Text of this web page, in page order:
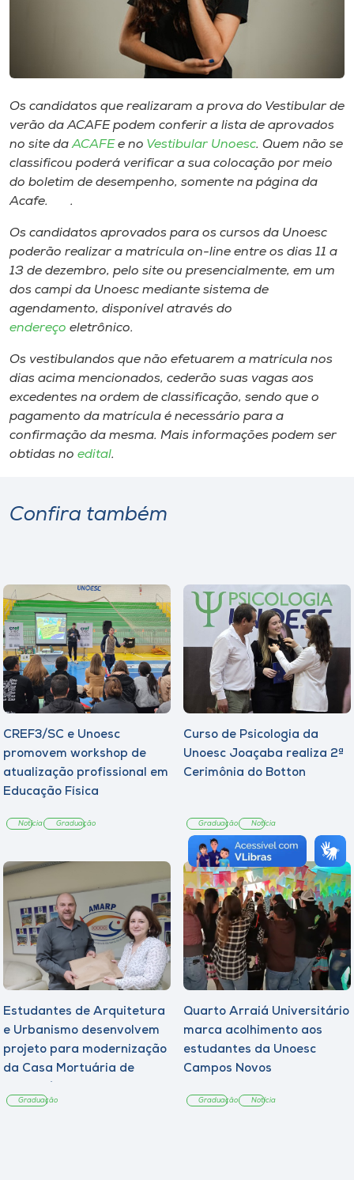
Rádio
Museu
Unoesc
Store
Selecione
Os candidatos que realizaram a prova do Vestibular de
verão da ACAFE podem conferir a lista de aprovados
no site daACAFE e no Vestibular Unoesc. Quem não se
classificou poderá verificar a sua colocação por meio
do boletim de desempenho, somente na página da
Acafe. .
Os candidatos aprovados para os cursos da Unoesc
poderão realizar a matrícula on-line entre os dias 11 a
13 de dezembro, pelo site ou presencialmente, em um
dos campi da Unoesc mediante sistema de
agendamento, disponível através do
endereço eletrônico.
Os vestibulandos que não efetuarem a matrícula nos
dias acima mencionados, cederão suas vagas aos
excedentes na ordem de classificação, sendo que o
pagamento da matrícula é necessário para a
confirmação da mesma. Mais informações podem ser
obtidas no edital.
Confira também
CREF3/SC e Unoesc
promovem workshop de
atualização profissional em
Educação Física
Notícia Graduação
Curso de Psicologia da
Unoesc Joaçaba realiza 2ª
Cerimônia do Botton
Graduação Notícia
Estudantes de Arquitetura
e Urbanismo desenvolvem
projeto para modernização
da Casa Mortuária de
Graduação
Quarto Arraiá Universitário
marca acolhimento aos
estudantes da Unoesc
Campos Novos
Graduação Notícia